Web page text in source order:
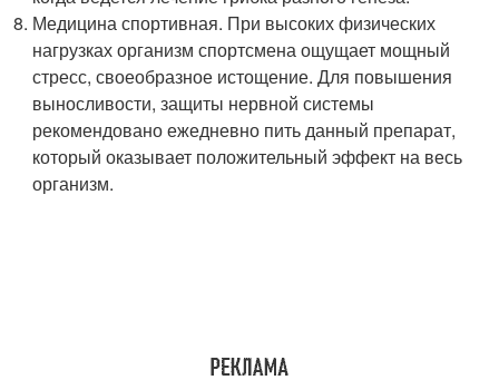
Медицина спортивная. При высоких физических
нагрузках организм спортсмена ощущает мощный
стресс, своеобразное истощение. Для повышения
выносливости, защиты нервной системы
рекомендовано ежедневно пить данный препарат,
который оказывает положительный эффект на весь
организм.